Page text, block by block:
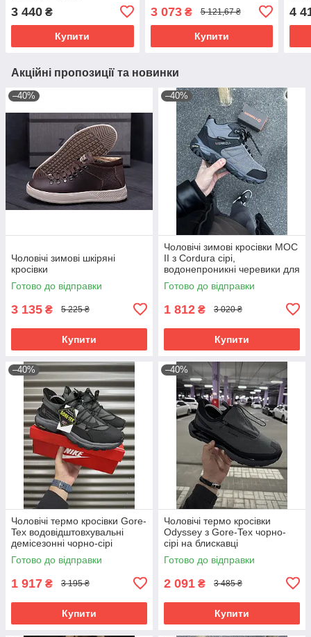
3 440 ₴
Купити
3 073₴ 5 121,67 ₴
Купити
4
Акційні пропозиції та новинки
–40%
Чоловічі зимові шкіряні
кросівки
Готово до відправки
3 135 ₴ 5 225 ₴
Купити
–40%
Чоловічі зимові кросівки MOC
II з Cordura сірі,
водонепроникні черевики для
повсякденного носіння
Готово до відправки
1 812 ₴ 3 020 ₴
Купити
–40%
Чоловічі термо кросівки Gore-
Tex водовідштовхувальні
демісезонні чорно-сірі
Готово до відправки
1 917 ₴ 3 195 ₴
Купити
–40%
Чоловічі термо кросівки
Odyssey з Gore-Tex чорно-
сірі на блискавці
Готово до відправки
2 091 ₴ 3 485 ₴
Купити